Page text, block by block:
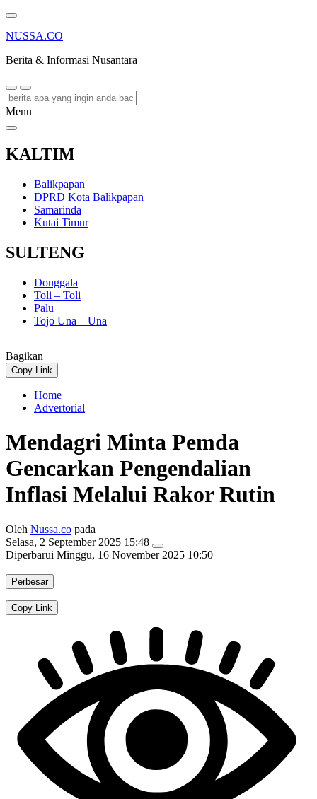
NUSSA.CO
Berita & Informasi Nusantara
Menu
KALTIM
Balikpapan
DPRD Kota Balikpapan
Samarinda
Kutai Timur
SULTENG
Donggala
Toli – Toli
Palu
Tojo Una – Una
Bagikan
Copy Link
Home
Advertorial
Mendagri Minta Pemda
Gencarkan Pengendalian
Inflasi Melalui Rakor Rutin
Oleh Nussa.co pada
Selasa, 2 September 2025 15:48
Diperbarui Minggu, 16 November 2025 10:50
Perbesar
Copy Link